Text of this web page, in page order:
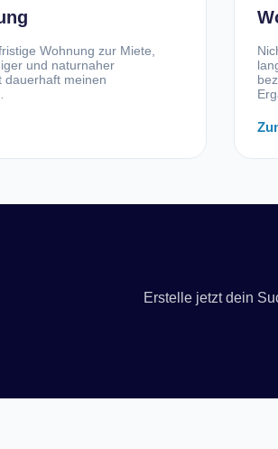
Wohnung zur Miete,
und naturnaher
dauerhaft meinen
Erstelle jetzt dein